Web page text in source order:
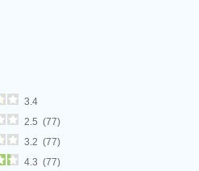
3.4
2.5 (77)
3.2 (77)
4.3 (77)